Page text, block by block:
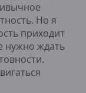
Но я
приходит
нужно ждать